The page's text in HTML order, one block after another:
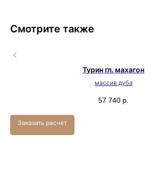
Смотрите также
Турин гл. махагон
массив дуба
57 740 р.